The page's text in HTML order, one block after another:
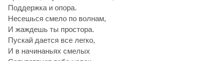
Поддержка и опора.
Несешься смело по волнам,
И жаждешь ты простора.
Пускай дается все легко,
И в начинаньях смелых